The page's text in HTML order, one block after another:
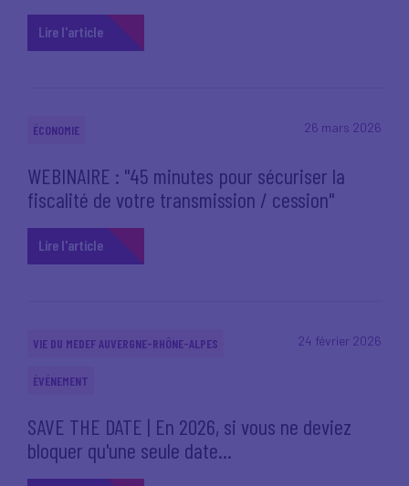
Lire l'article
26 mars 2026
ÉCONOMIE
WEBINAIRE : "45 minutes pour sécuriser la
fiscalité de votre transmission / cession"
Lire l'article
24 février 2026
VIE DU MEDEF AUVERGNE-RHÔNE-ALPES
ÉVÉNEMENT
SAVE THE DATE | En 2026, si vous ne deviez
bloquer qu'une seule date...